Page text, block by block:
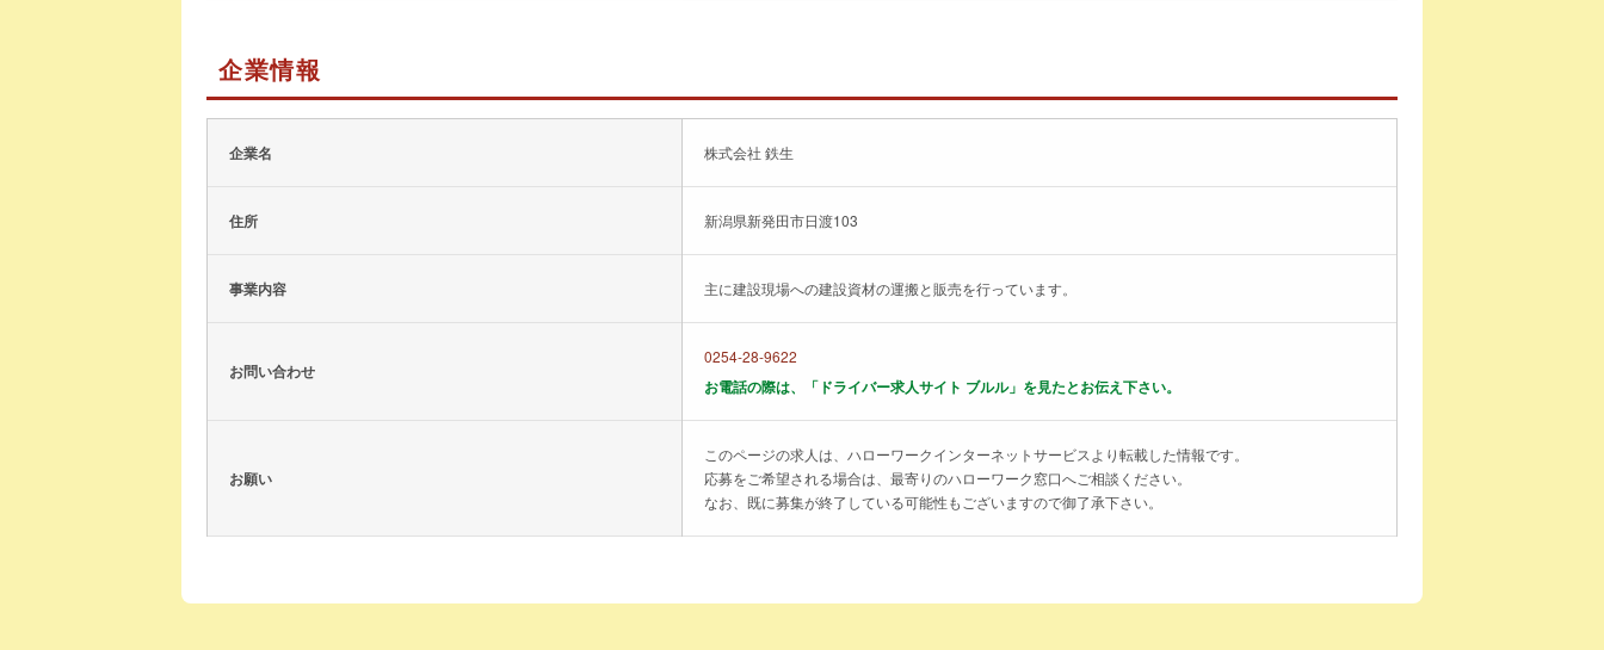
企業情報
企業名 株式会社 鉄生
住所 新潟県新発田市日渡103
事業内容 主に建設現場への建設資材の運搬と販売を行っています。
お問い合わせ
0254-28-9622
お電話の際は、「ドライバー求人サイト ブルル」を見たとお伝え下さい。
お願い
このページの求人は、ハローワークインターネットサービスより転載した情報です。
応募をご希望される場合は、最寄りのハローワーク窓口へご相談ください。
なお、既に募集が終了している可能性もございますので御了承下さい。